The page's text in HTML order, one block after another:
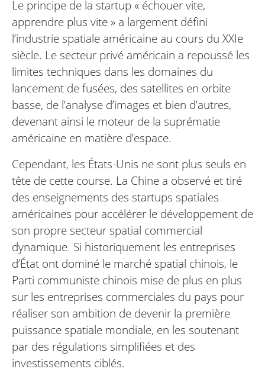
Le principe de la startup « échouer vite,
apprendre plus vite » a largement défini
l’industrie spatiale américaine au cours du XXIe
siècle. Le secteur privé américain a repoussé les
limites techniques dans les domaines du
lancement de fusées, des satellites en orbite
basse, de l’analyse d’images et bien d’autres,
devenant ainsi le moteur de la suprématie
américaine en matière d’espace.
Cependant, les États-Unis ne sont plus seuls en
tête de cette course. La Chine a observé et tiré
des enseignements des startups spatiales
américaines pour accélérer le développement de
son propre secteur spatial commercial
dynamique. Si historiquement les entreprises
d’État ont dominé le marché spatial chinois, le
Parti communiste chinois mise de plus en plus
sur les entreprises commerciales du pays pour
réaliser son ambition de devenir la première
puissance spatiale mondiale, en les soutenant
par des régulations simplifiées et des
investissements ciblés.